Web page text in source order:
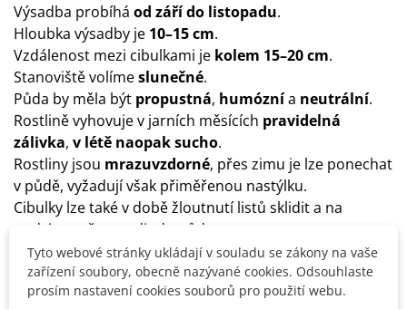
Výsadba probíhá od září do listopadu.
Hloubka výsadby je 10–15cm.
Vzdálenost mezi cibulkami je kolem 15–20 cm.
Stanoviště volímeslunečné.
Půda by měla být propustná, humóznía neutrální.
Rostlině vyhovuje v jarních měsících pravidelná
zálivka, v létě naopak sucho.
Rostliny jsou mrazuvzdorné, přes zimu je lze ponechat
v půdě, vyžadují však přiměřenou nastýlku.
Cibulky lze také v době žloutnutí listů sklidit a na
podzim opět vysadit do půdy.
Detaily produktu
Tyto webové stránky ukládají v souladu se zákony na vaše
zařízení soubory, obecně nazývané cookies. Odsouhlaste
prosím nastavení cookies souborů pro použití webu.